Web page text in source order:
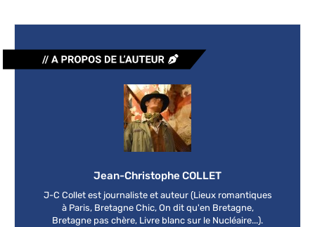
Jean-Christophe COLLET
J-C Collet est journaliste et auteur (Lieux romantiques
à Paris, Bretagne Chic, On dit qu'en Bretagne,
Bretagne pas chère, Livre blanc sur le Nucléaire...).